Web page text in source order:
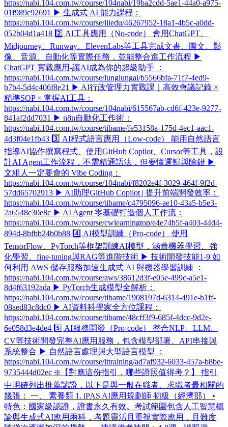
https://nabi.104.com.tw/course/104nabi/19ba2cdd-5ae1-44a0-a975-
01f989c92691 ▶ 生成式 AI 能力課程：
https://nabi.104.com.tw/course/iiiedu/46267952-18a1-4b5c-a0dd-
052b04d1a418 2️⃣ AI工具應用（No-code） 會用ChatGPT、
Midjourney、Runway、ElevenLabs等工具完成文書、圖文、影
像、音源、自動化等實際任務，並能整合進工作流程 ▶
ChatGPT 實戰應用-讓AI成為你的超級助手 ：
https://nabi.104.com.tw/course/lunglungai/b5566bfa-71f7-4ed9-
b7b4-5d4c406f8e21 ▶ AI行政管理力實戰課｜高效會議記錄 ×
精準SOP × 掌握AI工具：
https://nabi.104.com.tw/course/104nabi/615567ab-cd6f-423e-9277-
841af2dd7031 ▶ n8n自動化工作術：
https://nabi.104.com.tw/course/tibame/fe53158a-175d-4ec1-aac1-
4d3f04e1fb43 3️⃣ AI程式語言應用（Low-code） 能用自然語言
指導AI協作撰寫程式、使用GitHub Copilot、Cursor等工具，設
計AI Agent工作流程，不需精通語法，但要懂邏輯與除錯 ▶
文組人一定要會的 Vibe Coding：
https://nabi.104.com.tw/course/104nabi/f8202e4f-3029-464f-9f2d-
57dd65702913 ▶ AI助理GitHub Copilot | 提升前端開發效率：
https://nabi.104.com.tw/course/tibame/c4795096-ae10-43a5-b5e3-
2a6548c30e8c ▶ AI Agent 零基礎打造個人工作流：
https://nabi.104.com.tw/course/cwlearningtop/e4e74b5f-a403-44d4-
894d-8bfbb24b0b88 4️⃣ AI模型訓練（Pro-code） 使用
TensorFlow、PyTorch等框架訓練AI模型，涵蓋機器學習、強
化學習、fine-tuning與RAG等進階技術 ▶ 技術開發技能1-9 如
何利用 AWS 儲存服務加速生成式 AI 與機器學習訓練 ：
https://nabi.104.com.tw/course/aws/38612d3f-e05e-499c-a5e1-
8d4f63192ada ▶ PyTorch生成模型全解析：
https://nabi.104.com.tw/course/tibame/1908197d-6314-491e-b1ff-
08aed83c8dc0 ▶ AI資料科學家全方位課程：
https://nabi.104.com.tw/course/tibame/48cff3f9-685f-4dcc-9d2e-
6e058d3e4de4 5️⃣ AI服務開發（Pro-code） 整合NLP、LLM、
CV等技術開發完整AI應用服務，包含模型部署、API串接與
系統整合 ▶ 自然語言處理與大型語言模型 ：
https://nabi.104.com.tw/course/ittraining/ad7af932-6033-457a-b8be-
9735444d02ec ❇️【對應這份指引，哪些證照值得考？】 指引
中明確列出推薦認證，以下是與一般在職者、求職者最相關的
幾張： 一、 素養類 1. iPAS AI應用規劃師 初級（經濟部） •
特色：國家級認證，證書永久有效。考試範圍包含人工智慧概
論與生成式AI應用兩科，考題靈活且重視實際應用，且難度